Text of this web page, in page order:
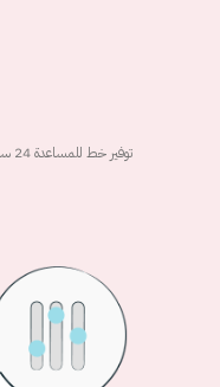
توفير خط للمساعدة 24 ساعة و 7 أيام بالأسبوع لنكون معك حين تحتاج